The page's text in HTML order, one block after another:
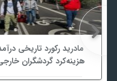
تاریخی درآمد گردشگری را شکست/
هزینه‌کرد گردشگران خارجی از ۱۰ میلیارد یورو فراتر
رفت